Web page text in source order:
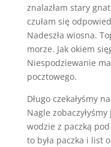
znalazłam stary
czułam się
Nadeszła wiosna.
morze. Jak okiem
Niespodziewanie
pocztowego.
Długo czekałyśmy
Nagle
wodzie z paczką
to była paczka i list